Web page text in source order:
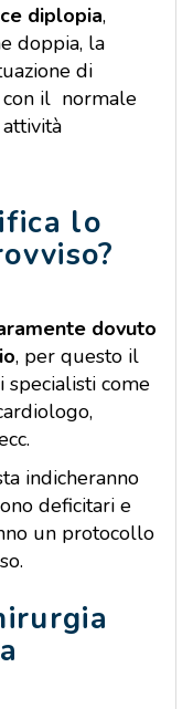
diplopia,
doppia, la
di
con il normale
lo
dovuto
, per questo il
come
indicheranno
deficitari e
un protocollo